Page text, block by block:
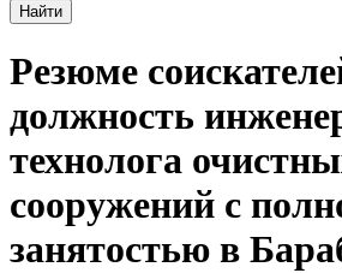
Найти
Резюме
должность
технолога
сооружений с
занятостью в